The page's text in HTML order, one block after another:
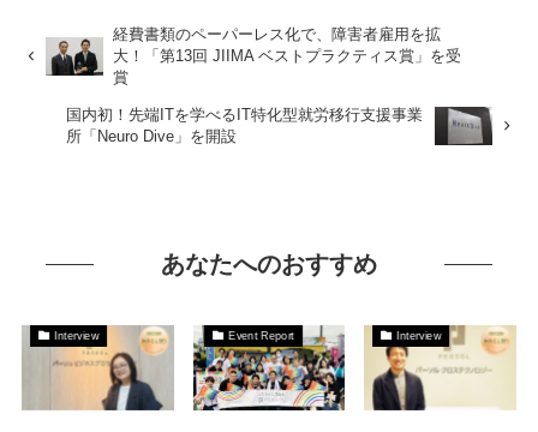
経費書類のペーパーレス化で、障害者雇用を拡
大！「第13回 JIIMA ベストプラクティス賞」を受
賞
国内初！先端ITを学べるIT特化型就労移行支援事業
所「Neuro Dive」を開設
あなたへのおすすめ
Interview Event Report Interview